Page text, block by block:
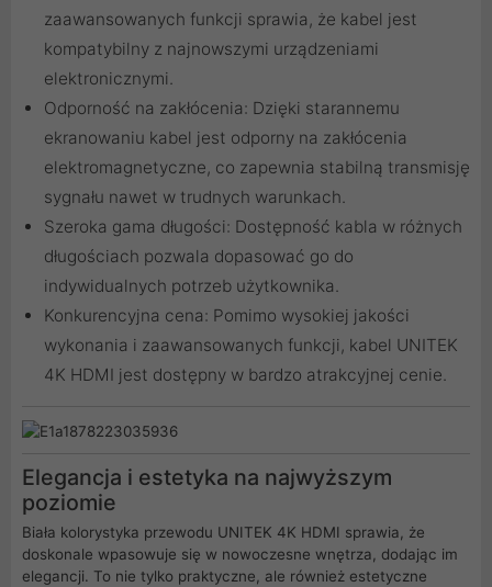
zaawansowanych funkcji sprawia, że kabel jest
kompatybilny z najnowszymi urządzeniami
elektronicznymi.
Odporność na zakłócenia: Dzięki starannemu
ekranowaniu kabel jest odporny na zakłócenia
elektromagnetyczne, co zapewnia stabilną transmisję
sygnału nawet w trudnych warunkach.
Szeroka gama długości: Dostępność kabla w różnych
długościach pozwala dopasować go do
indywidualnych potrzeb użytkownika.
Konkurencyjna cena: Pomimo wysokiej jakości
wykonania i zaawansowanych funkcji, kabel UNITEK
4K HDMI jest dostępny w bardzo atrakcyjnej cenie.
Elegancja i estetyka na najwyższym
poziomie
Biała kolorystyka przewodu UNITEK 4K HDMI sprawia, że
doskonale wpasowuje się w nowoczesne wnętrza, dodając im
elegancji. To nie tylko praktyczne, ale również estetyczne